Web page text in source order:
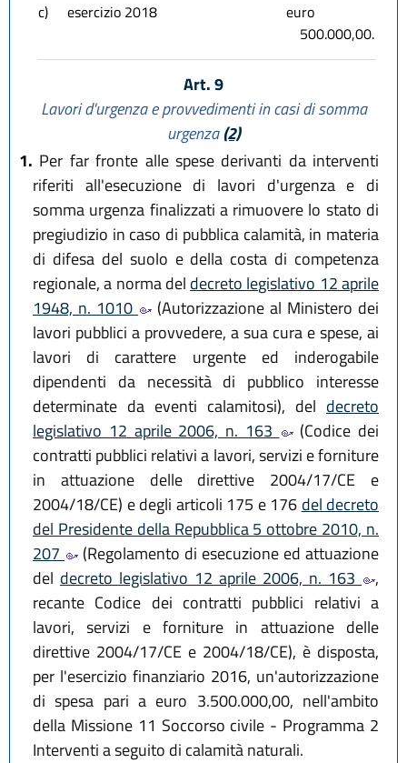
c) esercizio 2018
euro
500.000,00.
Art. 9
Lavori d'urgenza e provvedimenti in casi di somma
urgenza (2)
1. Per far fronte alle spese derivanti da interventi
riferiti all'esecuzione di lavori d'urgenza e di
somma urgenza finalizzati a rimuovere lo stato di
pregiudizio in caso di pubblica calamità, in materia
di difesa del suolo e della costa di competenza
regionale, a norma del decreto legislativo 12 aprile
1948, n. 1010
(Autorizzazione al Ministero dei
lavori pubblici a provvedere, a sua cura e spese, ai
lavori di carattere urgente ed inderogabile
dipendenti da necessità di pubblico interesse
determinate da eventi calamitosi), del decreto
legislativo 12 aprile 2006, n. 163
(Codice dei
contratti pubblici relativi a lavori, servizi e forniture
in attuazione delle direttive 2004/17/CE e
2004/18/CE) e degli articoli 175 e 176 del decreto
del Presidente della Repubblica 5 ottobre 2010, n.
207
(Regolamento di esecuzione ed attuazione
del decreto legislativo 12 aprile 2006, n. 163
,
recante Codice dei contratti pubblici relativi a
lavori, servizi e forniture in attuazione delle
direttive 2004/17/CE e 2004/18/CE), è disposta,
per l'esercizio finanziario 2016, un'autorizzazione
di spesa pari a euro 3.500.000,00, nell'ambito
della Missione 11 Soccorso civile - Programma 2
Interventi a seguito di calamità naturali.